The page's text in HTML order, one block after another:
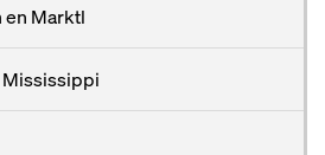
en Marktl